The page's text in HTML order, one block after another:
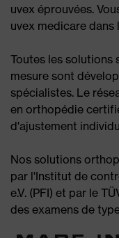
uvex éprouvées.
uvex medicare
Toutes les solutions
mesure sont
spécialistes. Le
en orthopédie
d'ajustement
Nos solutions
par l'Institut de
e.V. (PFI) et par le
des examens de